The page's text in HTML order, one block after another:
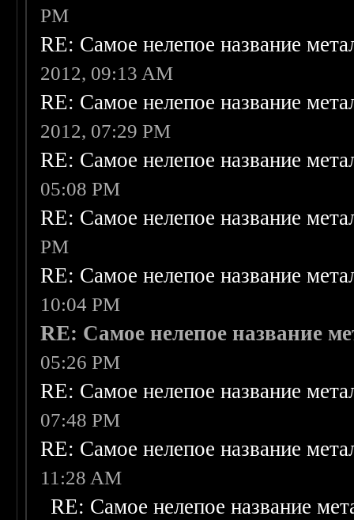
PM
RE: Самое нелепое название
2012, 09:13 AM
RE: Самое нелепое название
2012, 07:29 PM
RE: Самое нелепое название
05:08 PM
RE: Самое нелепое название
PM
RE: Самое нелепое название
10:04 PM
RE: Самое нелепое название
05:26 PM
RE: Самое нелепое название
07:48 PM
RE: Самое нелепое название
11:28 AM
RE: Самое нелепое название